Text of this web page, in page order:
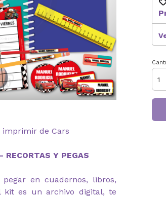
imprimir de Cars
Y PEGAS
en cuadernos, libros,
kit es un archivo digital, te